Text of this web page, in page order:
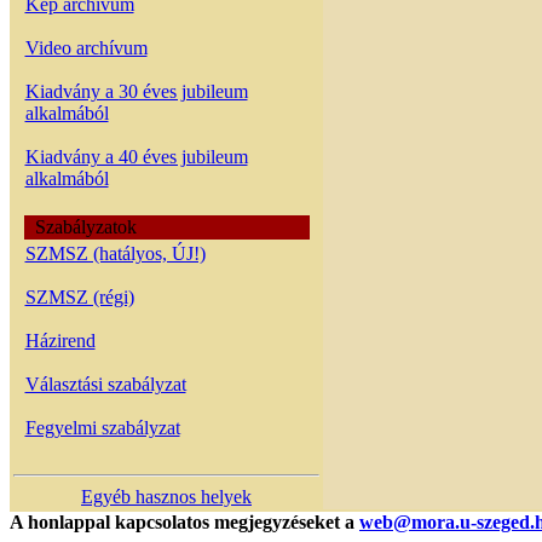
Kép archívum
Video archívum
Kiadvány a 30 éves jubileum
alkalmából
Kiadvány a 40 éves jubileum
alkalmából
Szabályzatok
SZMSZ (hatályos, ÚJ!)
SZMSZ (régi)
Házirend
Választási szabályzat
Fegyelmi szabályzat
Egyéb hasznos helyek
A honlappal kapcsolatos megjegyzéseket a web@mora.u-